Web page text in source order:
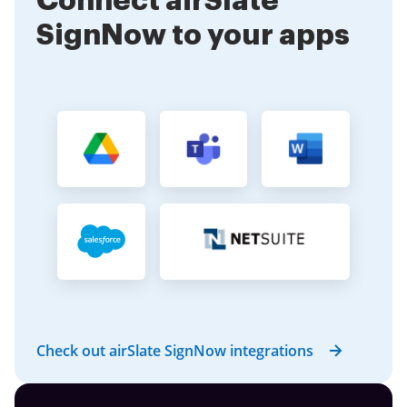
SignNow to your apps
Check out airSlate SignNow integrations